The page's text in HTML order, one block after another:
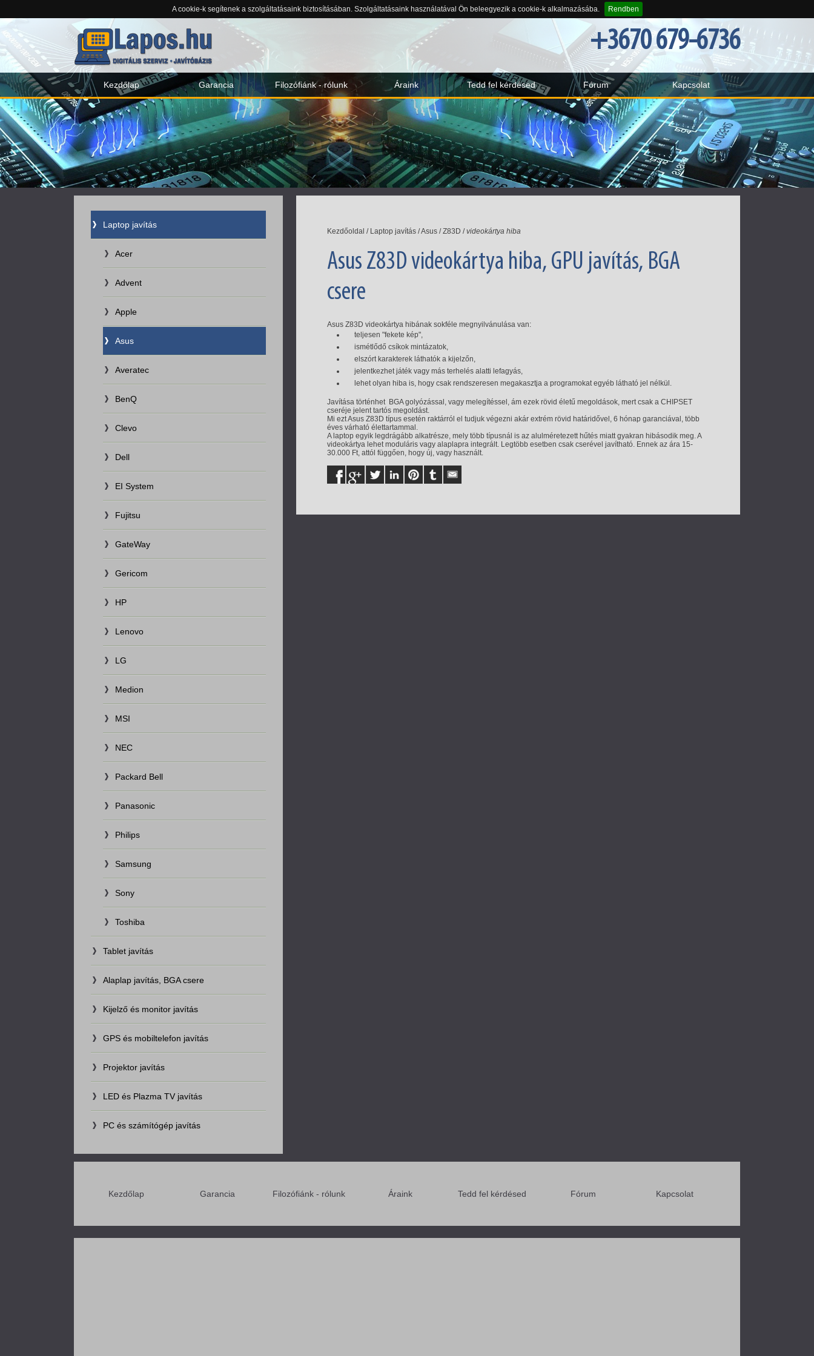
A cookie-k segítenek a szolgáltatásaink biztosításában. Szolgáltatásaink használatával Ön beleegyezik a cookie-k alkalmazásába. Rendben
+3670 679-6736
Kezdőlap Garancia Filozófiánk - rólunk Áraink Tedd fel kérdésed Fórum Kapcsolat
Laptop javítás
Acer
Advent
Apple
Asus
Averatec
BenQ
Clevo
Dell
EI System
Fujitsu
GateWay
Gericom
HP
Lenovo
LG
Medion
MSI
NEC
Packard Bell
Panasonic
Philips
Samsung
Sony
Toshiba
Tablet javítás
Alaplap javítás, BGA csere
Kijelző és monitor javítás
GPS és mobiltelefon javítás
Projektor javítás
LED és Plazma TV javítás
PC és számítógép javítás
Kezdőoldal / Laptop javítás/Asus/Z83D /videokártya hiba
Asus Z83D videokártya hiba, GPU javítás, BGA
csere
Asus Z83D videokártya hibának sokféle megnyilvánulása van:
teljesen "fekete kép",
ismétlődő csíkok mintázatok,
elszórt karakterek láthatók a kijelzőn,
jelentkezhet játék vagy más terhelés alatti lefagyás,
lehet olyan hiba is, hogy csak rendszeresen megakasztja a programokat egyéb látható jel nélkül.
Javítása történhet BGA golyózással, vagy melegítéssel, ám ezek rövid életű megoldások, mert csak a CHIPSET
cseréje jelent tartós megoldást.
Mi ezt Asus Z83D típus esetén raktárról el tudjuk végezni akár extrém rövid határidővel, 6 hónap garanciával, több
éves várható élettartammal.
A laptop egyik legdrágább alkatrésze, mely több típusnál is az alulméretezett hűtés miatt gyakran hibásodik meg. A
videokártya lehet moduláris vagy alaplapra integrált. Legtöbb esetben csak cserével javítható. Ennek az ára 15-
30.000 Ft, attól függően, hogy új, vagy használt.
Kezdőlap Garancia Filozófiánk - rólunk Áraink Tedd fel kérdésed Fórum Kapcsolat